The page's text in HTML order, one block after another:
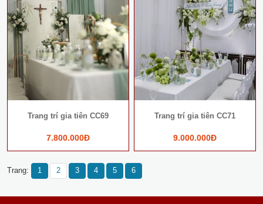
Trang trí gia tiên CC69
7.800.000Đ
Trang trí gia tiên CC71
9.000.000Đ
Trang: 1 2 3 4 5 6